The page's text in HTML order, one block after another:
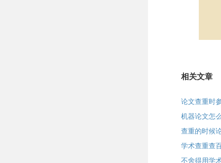
相关文章
论文查重时
机器论文怎
查重的时候
学术查重查
不舍得用学